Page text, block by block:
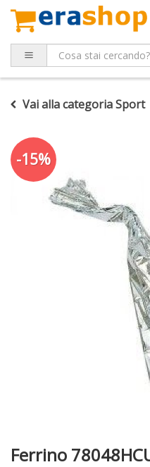
Vai alla categoria Sport
-15%
Ferrino